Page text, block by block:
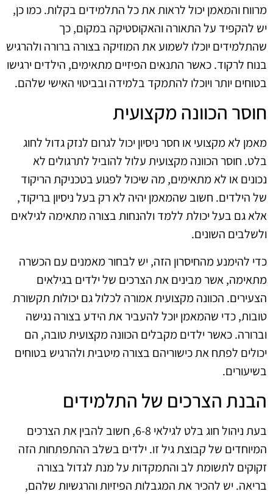
מרווח והמאמן יכול לראות את כל התלמידים בקלות. כמו כן,
יש להקפיד על התאורה והאקוסטיקה במקום, כך
שהתלמידים יוכלו לשמוע את המוזיקה בצורה ברורה ולהרגיש
בנוח לרקוד. כאשר התנאים הפיזיים מתאימים, הילדים ירגישו
בטוחים יותר ויוכלו להתמקד בלמידה ובביטוי האישי שלהם.
חוסר הכוונה מקצועית
מאמן לא מקצועי או חסר ניסיון יכול לגרום לנזק גדול לחוג
בלט. חוסר הכוונה מקצועית עלול להוביל לתרגולים לא
נכונים או לא מתאימים, מה שיכול לפגוע בטכניקת הריקוד
של הילדים. חשוב שהמאמן יהיה לא רק בעל ניסיון בריקוד,
אלא גם בעל יכולת ללמד ולהנחות בצורה מתאימה לגילאים
ולשלבים השונים.
כדי להימנע מהחיסרון הזה, יש לבחור מאמנים עם הכשרה
מתאימה, אשר מבינים את הצרכים של ילדים בגילאים
הצעירים. הכוונה מקצועית אמורה לכלול גם יכולות תקשורת
טובות, כדי שהמאמן יוכל להעביר את הידע בצורה נגישה
וברורה. כאשר ילדים מקבלים הכוונה מקצועית טובה, הם
יכולים לפתח את כישוריהם בצורה מיטבית ולהרגיש בטוחים
בשיעורים.
הבנת הצרכים של התלמידים
בעת ניהול חוג בלט לגילאי 6-8, חשוב להבין את הצרכים
המיוחדים של קבוצת גיל זו. ילדים בשלב ההתפתחות הזה
זקוקים לתשומת לב והתמקדות על מנת לגדול בצורה
בריאה. יש להכיר את המגבלות הפיזיות והרגשיות שלהם,